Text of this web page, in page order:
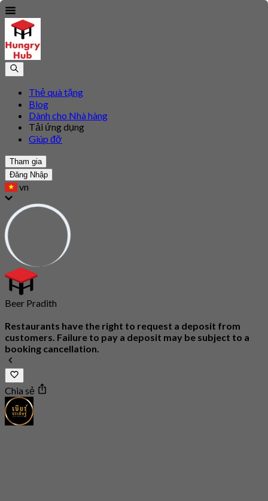
Thẻ quà tặng
Blog
Dành cho Nhà hàng
Tải ứng dụng
Giúp đỡ
Tham gia
Đăng Nhập
vn
Beer Pradith
Restaurants have the right to request a deposit from
customers. Failure to pay a deposit may be subject to a
booking cancellation.
Chia sẻ